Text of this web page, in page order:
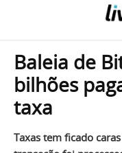
Baleia de
bilhões
taxa
Taxas tem ficado